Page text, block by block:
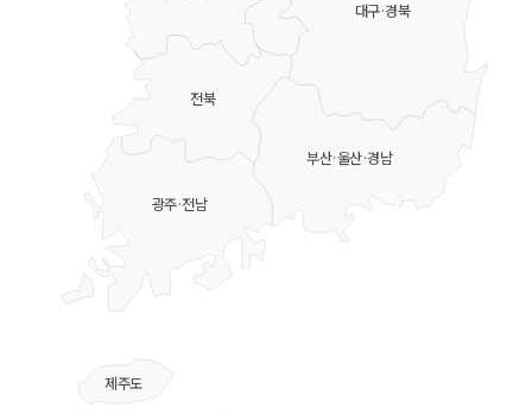
대구·경북
부산·울산·경남
전북
광주·전남
제주도